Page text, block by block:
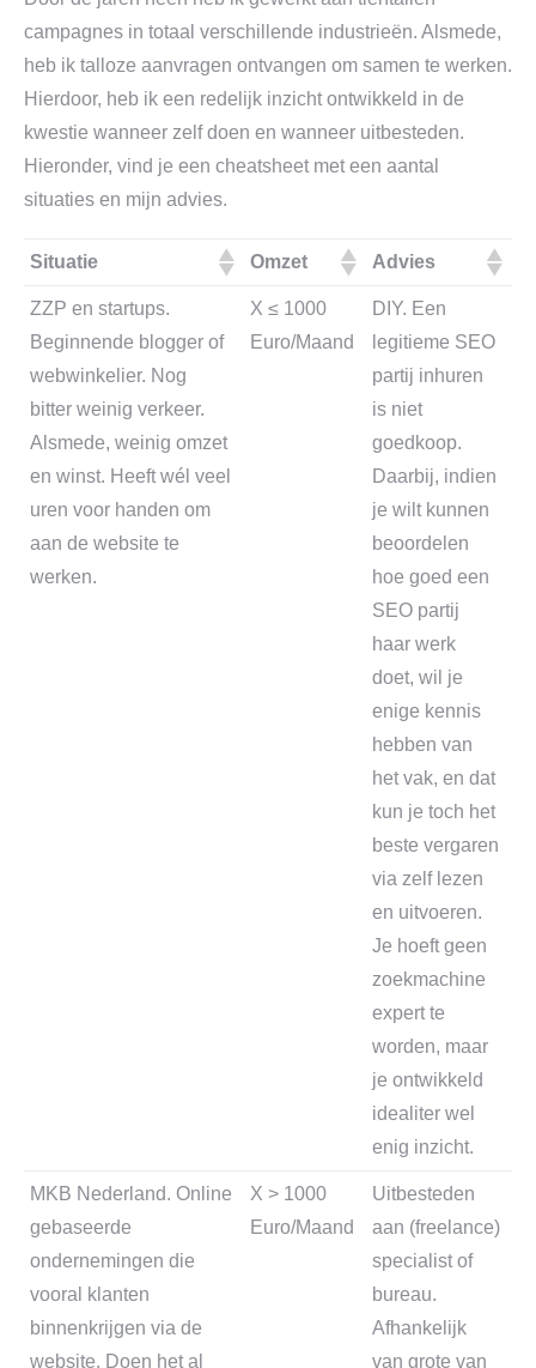
campagnes in totaal verschillende industrieën. Alsmede,
heb ik talloze aanvragen ontvangen om samen te werken.
Hierdoor, heb ik een redelijk inzicht ontwikkeld in de
kwestie wanneer zelf doen en wanneer uitbesteden.
Hieronder, vind je een cheatsheet met een aantal
situaties en mijn advies.
Situatie Omzet Advies
ZZP en startups.
Beginnende blogger of
webwinkelier. Nog
bitter weinig verkeer.
Alsmede, weinig omzet
en winst. Heeft wél veel
uren voor handen om
aan de website te
werken.
X ≤ 1000
Euro/Maand
DIY. Een
legitieme SEO
partij inhuren
is niet
goedkoop.
Daarbij, indien
je wilt kunnen
beoordelen
hoe goed een
SEO partij
haar werk
doet, wil je
enige kennis
hebben van
het vak, en dat
kun je toch het
beste vergaren
via zelf lezen
en uitvoeren.
Je hoeft geen
zoekmachine
expert te
worden, maar
je ontwikkeld
idealiter wel
enig inzicht.
MKB Nederland. Online
gebaseerde
ondernemingen die
vooral klanten
binnenkrijgen via de
website. Doen het al
X > 1000
Euro/Maand
Uitbesteden
aan (freelance)
specialist of
bureau.
Afhankelijk
van grote van